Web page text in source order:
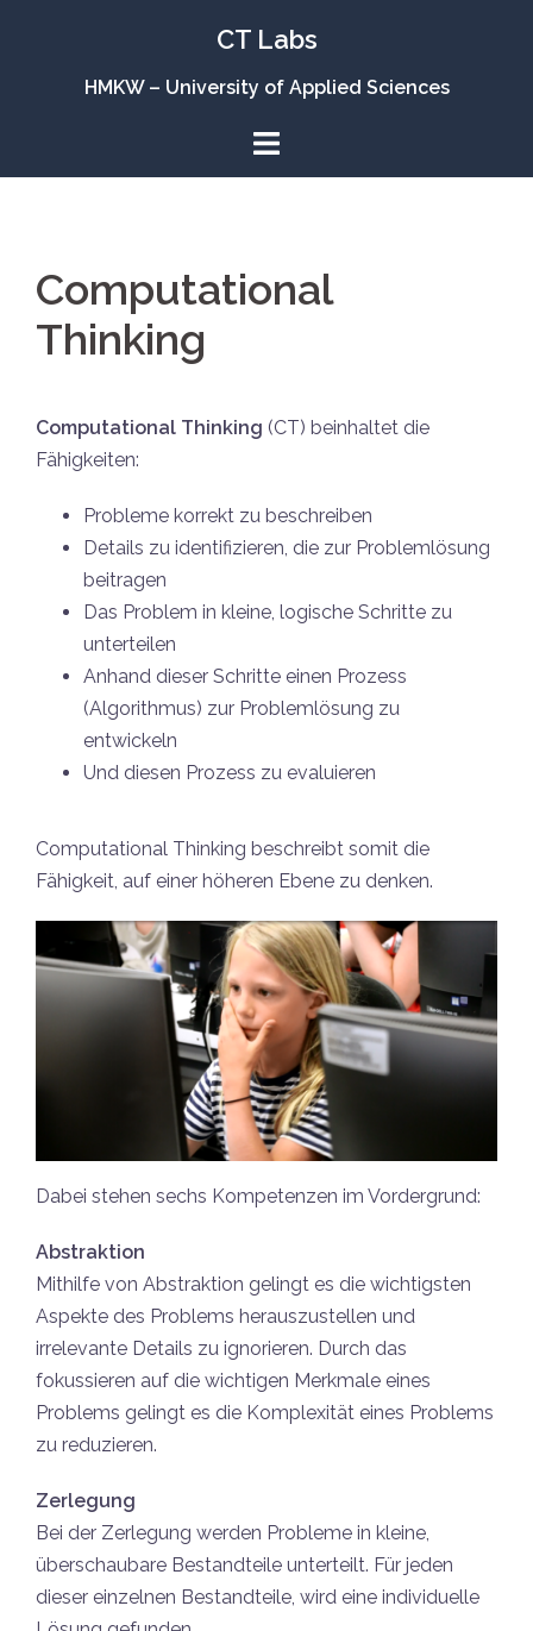
CT Labs
HMKW – University of Applied Sciences
Computational
Thinking
Computational Thinking (CT) beinhaltet die
Fähigkeiten:
Probleme korrekt zu beschreiben
Details zu identifizieren, die zur Problemlösung
beitragen
Das Problem in kleine, logische Schritte zu
unterteilen
Anhand dieser Schritte einen Prozess
(Algorithmus) zur Problemlösung zu
entwickeln
Und diesen Prozess zu evaluieren
Computational Thinking beschreibt somit die
Fähigkeit, auf einer höheren Ebene zu denken.
Dabei stehen sechs Kompetenzen im Vordergrund:
Abstraktion
Mithilfe von Abstraktion gelingt es die wichtigsten
Aspekte des Problems herauszustellen und
irrelevante Details zu ignorieren. Durch das
fokussieren auf die wichtigen Merkmale eines
Problems gelingt es die Komplexität eines Problems
zu reduzieren.
Zerlegung
Bei der Zerlegung werden Probleme in kleine,
überschaubare Bestandteile unterteilt. Für jeden
dieser einzelnen Bestandteile, wird eine individuelle